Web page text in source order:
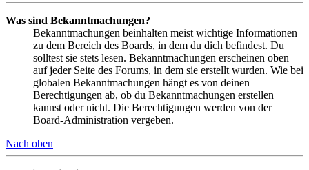
Was sind Bekanntmachungen?
Bekanntmachungen beinhalten meist wichtige Informationen
zu dem Bereich des Boards, in dem du dich befindest. Du
solltest sie stets lesen. Bekanntmachungen erscheinen oben
auf jeder Seite des Forums, in dem sie erstellt wurden. Wie bei
globalen Bekanntmachungen hängt es von deinen
Berechtigungen ab, ob du Bekanntmachungen erstellen
kannst oder nicht. Die Berechtigungen werden von der
Board-Administration vergeben.
Nach oben